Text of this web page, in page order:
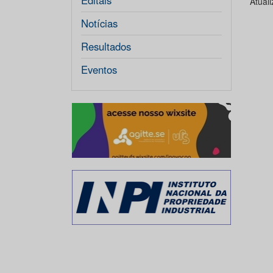
Notícias
Resultados
Eventos